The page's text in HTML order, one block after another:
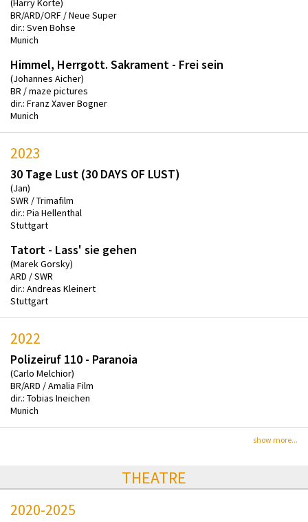
(Harry Korte)
BR/ARD/ORF / Neue Super
dir.: Sven Bohse
Munich
Himmel, Herrgott. Sakrament - Frei sein
(Johannes Aicher)
BR / maze pictures
dir.: Franz Xaver Bogner
Munich
2023
30 Tage Lust (30 DAYS OF LUST)
(Jan)
SWR / Trimafilm
dir.: Pia Hellenthal
Stuttgart
Tatort - Lass' sie gehen
(Marek Gorsky)
ARD / SWR
dir.: Andreas Kleinert
Stuttgart
2022
Polizeiruf 110 - Paranoia
(Carlo Melchior)
BR/ARD / Amalia Film
dir.: Tobias Ineichen
Munich
show more...
THEATRE
2020-2025